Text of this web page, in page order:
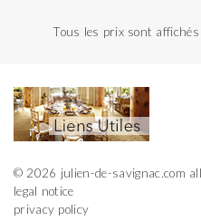
Tous les prix sont
© 2026 julien-de-savignac.com
legal notice
privacy policy